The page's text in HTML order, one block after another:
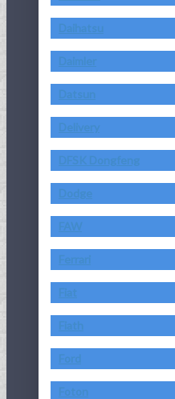
Daihatsu
Daimler
Datsun
Delivery
DFSK Dongfeng
Dodge
FAW
Ferrari
Fiat
Fiath
Ford
Foton